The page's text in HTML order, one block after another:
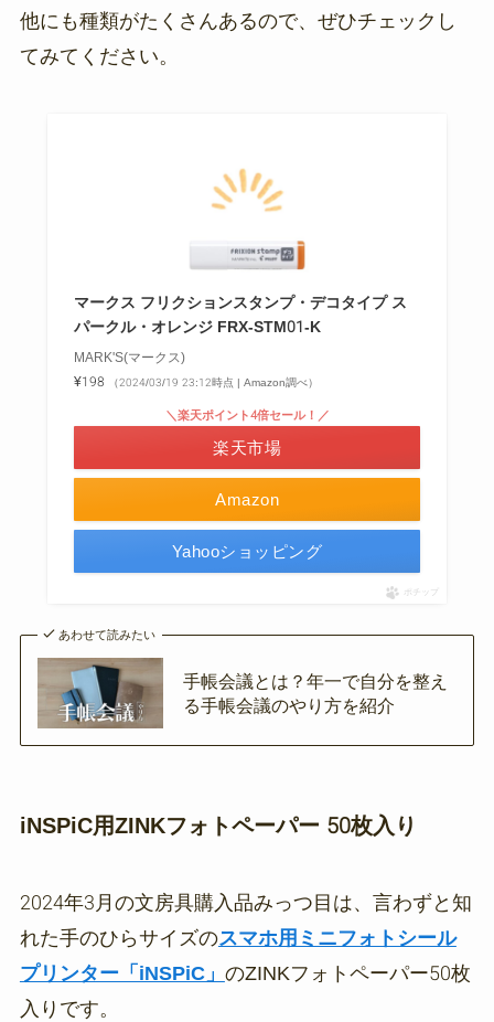
他にも種類がたくさんあるので、ぜひチェックし
てみてください。
マークス フリクションスタンプ・デコタイプ ス
パークル・オレンジ FRX-STM01-K
MARK'S(マークス)
¥198
（2024/03/19 23:12時点 | Amazon調べ）
Amazon
＼楽天ポイント4倍セール！／
楽天市場
Yahooショッピング
ポチップ
あわせて読みたい
手帳会議とは？年一で自分を整え
る手帳会議のやり方を紹介
iNSPiC用ZINKフォトペーパー 50枚入り
2024年3月の文房具購入品みっつ目は、言わずと知
れた手のひらサイズのスマホ用ミニフォトシール
プリンター「iNSPiC」 のZINKフォトペーパー50枚
入りです。